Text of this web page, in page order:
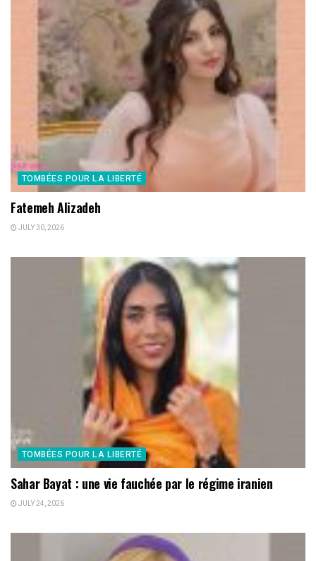
TOMBÉES POUR LA LIBERTÉ
Fatemeh Alizadeh
JULY 30, 2026
TOMBÉES POUR LA LIBERTÉ
Sahar Bayat : une vie fauchée par le régime iranien
JULY 24, 2026